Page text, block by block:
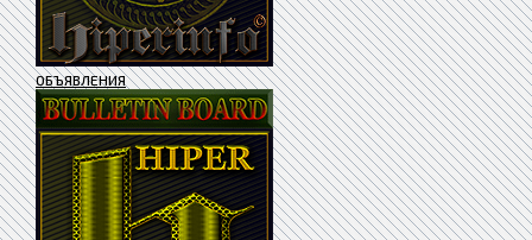
ОБЪЯВЛЕНИЯ